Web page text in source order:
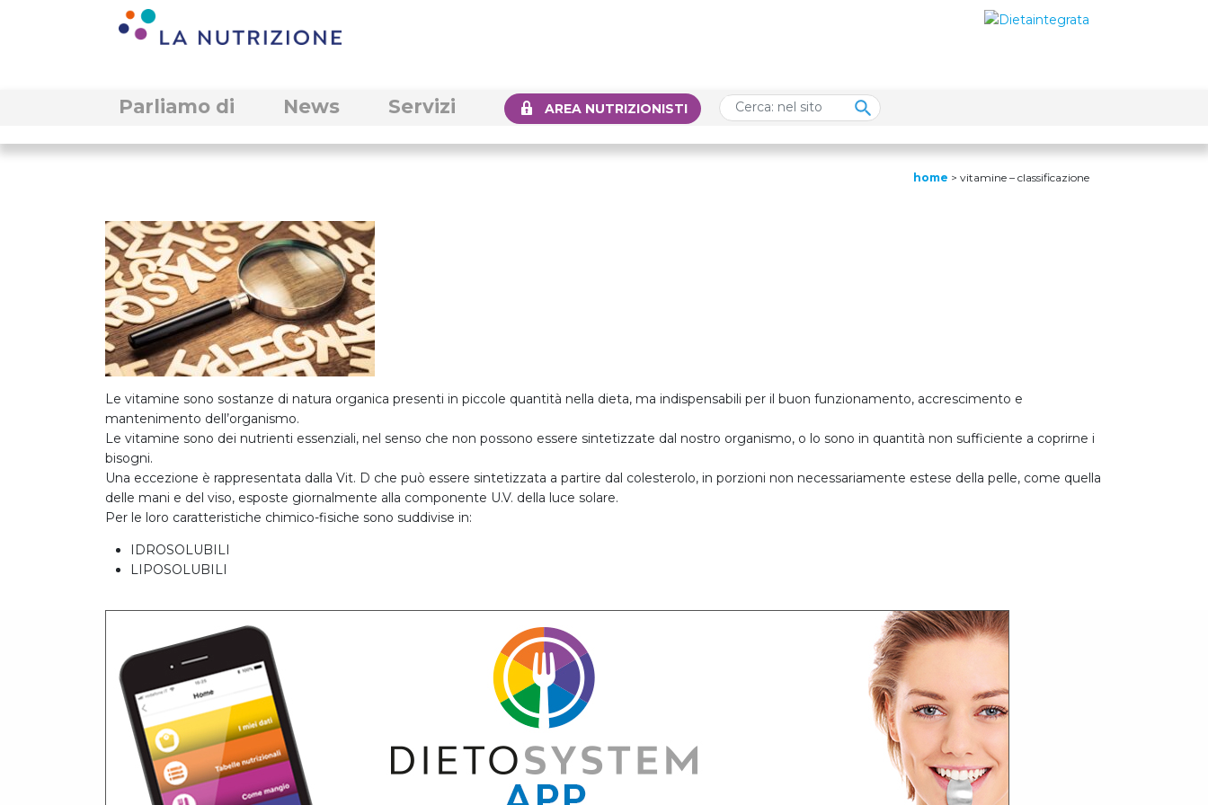
Parliamo di News Servizi AREA NUTRIZIONISTI
home > vitamine – classificazione
Le vitamine sono sostanze di natura organica presenti in piccole quantità nella dieta, ma indispensabili per il buon funzionamento, accrescimento e
mantenimento dell’organismo.
Le vitamine sono dei nutrienti essenziali, nel senso che non possono essere sintetizzate dal nostro organismo, o lo sono in quantità non sufficiente a coprirne i
bisogni.
Una eccezione è rappresentata dalla Vit. D che può essere sintetizzata a partire dal colesterolo, in porzioni non necessariamente estese della pelle, come quella
delle mani e del viso, esposte giornalmente alla componente U.V. della luce solare.
Per le loro caratteristiche chimico-fisiche sono suddivise in:
IDROSOLUBILI
LIPOSOLUBILI